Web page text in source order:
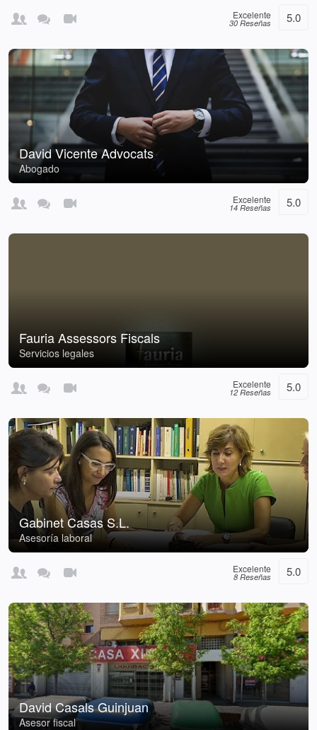
Excelente
30 Reseñas 5.0
David Vicente Advocats
Abogado
Excelente
14 Reseñas 5.0
Fauria Assessors Fiscals
Servicios legales
Excelente
12 Reseñas 5.0
Gabinet Casas S.L.
Asesoría laboral
Excelente
8 Reseñas 5.0
David Casals Guinjuan
Asesor fiscal